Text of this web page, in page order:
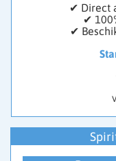
✔ Direct
✔
✔